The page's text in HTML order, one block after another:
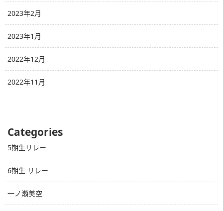
2023年2月
2023年1月
2022年12月
2022年11月
Categories
5期生リレー
6期生 リレー
一ノ瀬美空